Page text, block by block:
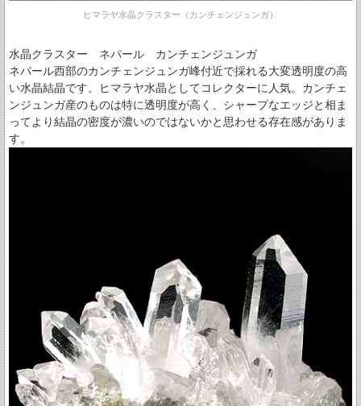
ヒマラヤ水晶クラスター（カンチェンジュンガ）
水晶クラスター ネパール カンチェンジュンガ
ネパール西部のカンチェンジュンガ峰付近で採れる大変透明度の高
い水晶結晶です。ヒマラヤ水晶としてコレクターに人気。カンチェ
ンジュンガ産のものは特に透明度が高く、シャープなエッジと相ま
ってより結晶の密度が濃いのではないかと思わせる存在感がありま
す。